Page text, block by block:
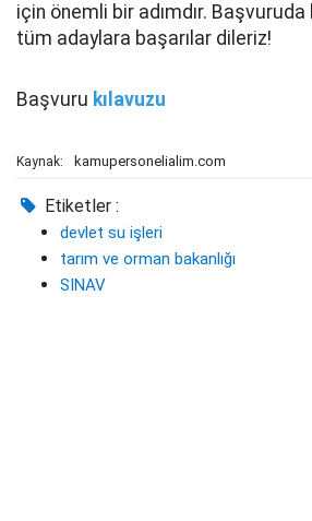
için önemli bir adımdır.
tüm adaylara başarılar dileriz!
Başvuru kılavuzu
Kaynak: kamupersonelialim.com
Etiketler :
devlet su işleri
tarım ve orman bakanlığı
SINAV